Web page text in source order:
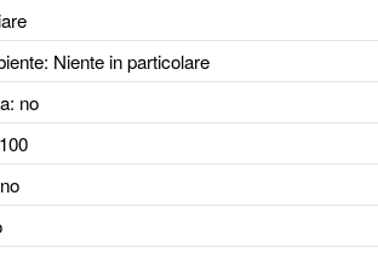
: Niente in particolare
: no